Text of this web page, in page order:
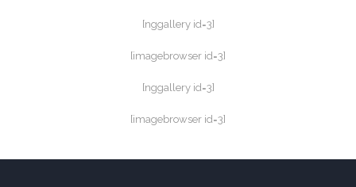
[nggallery id=3]
[imagebrowser id=3]
[nggallery id=3]
[imagebrowser id=3]